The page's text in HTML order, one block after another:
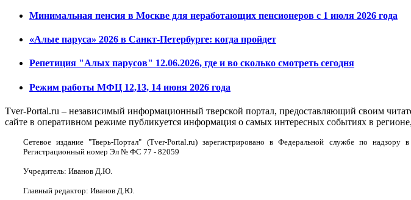
Минимальная пенсия в Москве для неработающих пенсионеров с 1 июля 2026 года
«Алые паруса» 2026 в Санкт-Петербурге: когда пройдет
Репетиция "Алых парусов" 12.06.2026, где и во сколько смотреть сегодня
Режим работы МФЦ 12,13, 14 июня 2026 года
Tver-Portal.ru – независимый информационный тверской портал, предоставляющий своим
сайте в оперативном режиме публикуется информация о самых интересных событиях в
Сетевое издание "Тверь-Портал" (Tver-Portal.ru) зарегистрировано в Федеральной службе по
Регистрационный номер Эл № ФС 77 - 82059
Учредитель: Иванов Д.Ю.
Главный редактор: Иванов Д.Ю.